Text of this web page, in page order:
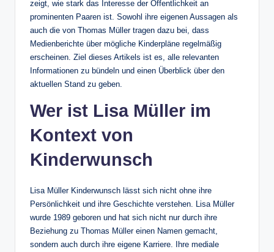
zeigt, wie stark das Interesse der Öffentlichkeit an
prominenten Paaren ist. Sowohl ihre eigenen Aussagen als
auch die von Thomas Müller tragen dazu bei, dass
Medienberichte über mögliche Kinderpläne regelmäßig
erscheinen. Ziel dieses Artikels ist es, alle relevanten
Informationen zu bündeln und einen Überblick über den
aktuellen Stand zu geben.
Wer ist Lisa Müller im
Kontext von
Kinderwunsch
Lisa Müller Kinderwunsch lässt sich nicht ohne ihre
Persönlichkeit und ihre Geschichte verstehen. Lisa Müller
wurde 1989 geboren und hat sich nicht nur durch ihre
Beziehung zu Thomas Müller einen Namen gemacht,
sondern auch durch ihre eigene Karriere. Ihre mediale